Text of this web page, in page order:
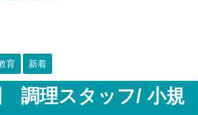
育 新着
調理スタッフ/ 小規